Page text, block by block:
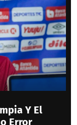
Y El
Error